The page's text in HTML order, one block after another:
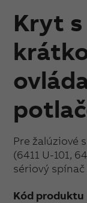
Kryt s
Pre žalúziové
(6411 U-101,
sériový spínač
Kód produktu